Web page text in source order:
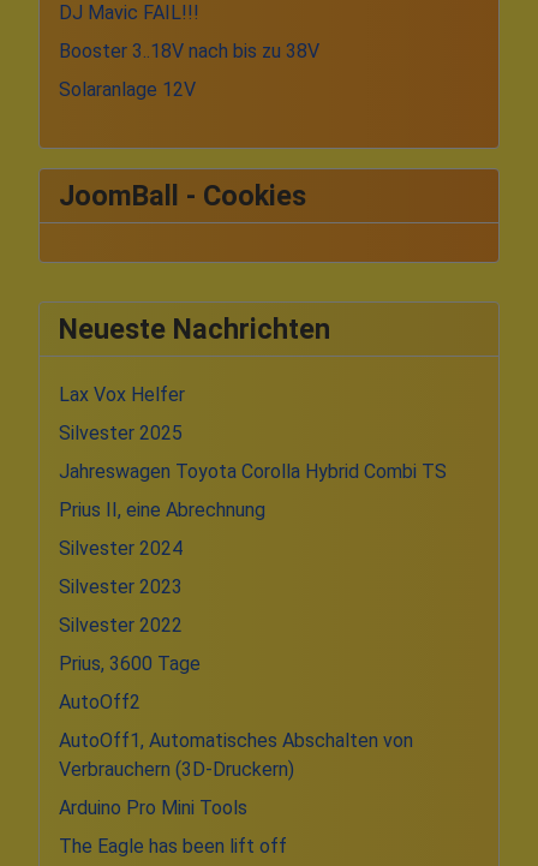
Neueste Nachrichten
Lax Vox Helfer
Silvester 2025
Jahreswagen Toyota Corolla Hybrid Combi TS
Prius II, eine Abrechnung
Silvester 2024
Silvester 2023
Silvester 2022
Prius, 3600 Tage
AutoOff2
AutoOff1, Automatisches Abschalten von
Verbrauchern (3D-Druckern)
Arduino Pro Mini Tools
The Eagle has been lift off
DJ Mavic FAIL!!!
Booster 3..18V nach bis zu 38V
Solaranlage 12V
JoomBall - Cookies